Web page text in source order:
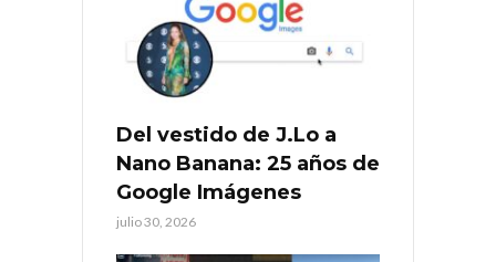
Del vestido de J.Lo a
Nano Banana: 25 años de
Google Imágenes
julio 30, 2026